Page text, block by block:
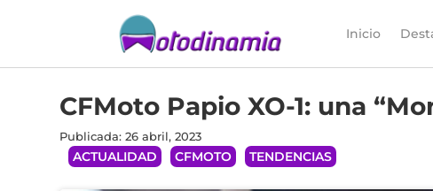
Inicio
CFMoto Papio XO-1: una
Publicada: 26 abril, 2023
ACTUALIDAD CFMOTO TENDENCIAS